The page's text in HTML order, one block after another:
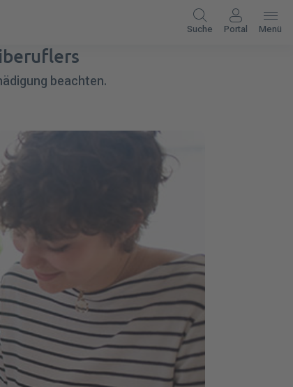
Suche Portal Menü
beachten.